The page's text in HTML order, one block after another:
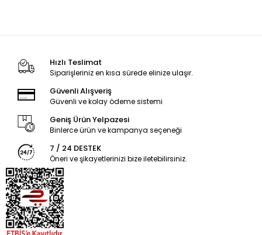
Hızlı Teslimat
Siparişleriniz en kısa sürede elinize ulaşır.
Güvenli Alışveriş
Güvenli ve kolay ödeme sistemi
Geniş Ürün Yelpazesi
Binlerce ürün ve kampanya seçeneği
7 / 24 DESTEK
Öneri ve şikayetlerinizi bize iletebilirsiniz.